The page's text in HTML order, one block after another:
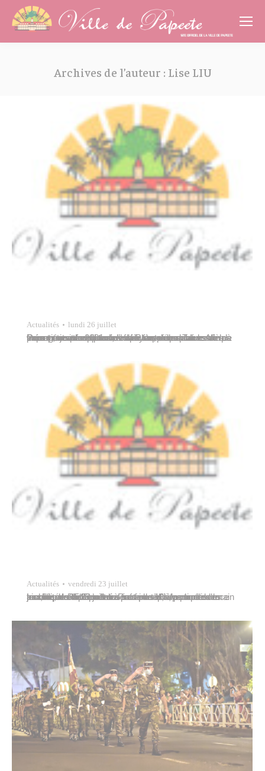
Archives de l’auteur : Lise LIU
Actualités lundi 26 juillet
Pour votre information, les factures des ordures ménagères de 2021 sont dès lors disponibles. Afin de vous permettre d’honorer ces factures dans le temps imparti, et avant que des frais supplémentaires ne soient rajoutés en cas d’impayés, vous pouvez dès à présent vous rapprocher du Bureau des Taxes de la Commune pour obtenir vos factures.…
Actualités vendredi 23 juillet
La ville de Papeete vous informe que la piscine municipale de Tipaerui sera fermée, à compter de ce jour, vendredi 23 juillet à partir de 13h, pour raisons techniques. Elle rouvrira ses portes à partir de demain aux heures habituelles. Pour plus d’infos sur les modalités d’accès et les horaires d’ouverture de la piscine, vous…
Cookies management panel